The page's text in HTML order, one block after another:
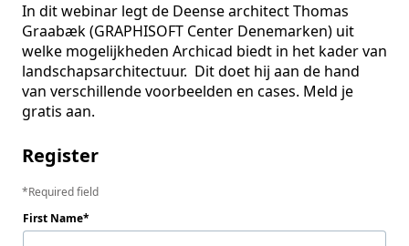
In dit webinar legt de Deense architect Thomas
Graabæk (GRAPHISOFT Center Denemarken) uit
welke mogelijkheden Archicad biedt in het kader van
landschapsarchitectuur.  Dit doet hij aan de hand
van verschillende voorbeelden en cases. Meld je
gratis aan.
Register
Required field
First Name